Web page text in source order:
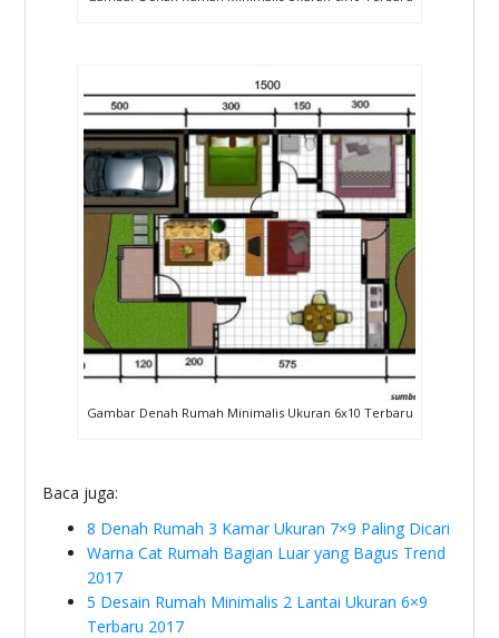
Gambar Denah Rumah Minimalis Ukuran 6x10 Terbaru
Baca juga:
8 Denah Rumah 3 Kamar Ukuran 7×9 Paling Dicari
Warna Cat Rumah Bagian Luar yang Bagus Trend
2017
5 Desain Rumah Minimalis 2 Lantai Ukuran 6×9
Terbaru 2017